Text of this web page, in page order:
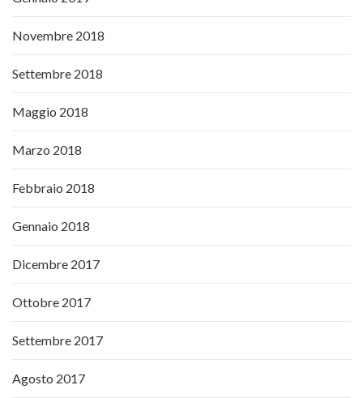
Novembre 2018
Settembre 2018
Maggio 2018
Marzo 2018
Febbraio 2018
Gennaio 2018
Dicembre 2017
Ottobre 2017
Settembre 2017
Agosto 2017